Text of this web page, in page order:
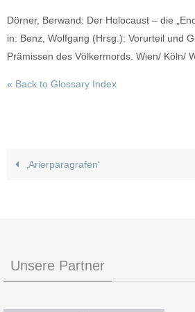
Dörner, Berwand: Der Holocaust – die
in: Benz, Wolfgang (Hrsg.): Vorurteil und
Prämissen des Völkermords. Wien/ Köln/
« Back to Glossary Index
‚Arierparagrafen‘
Unsere Partner